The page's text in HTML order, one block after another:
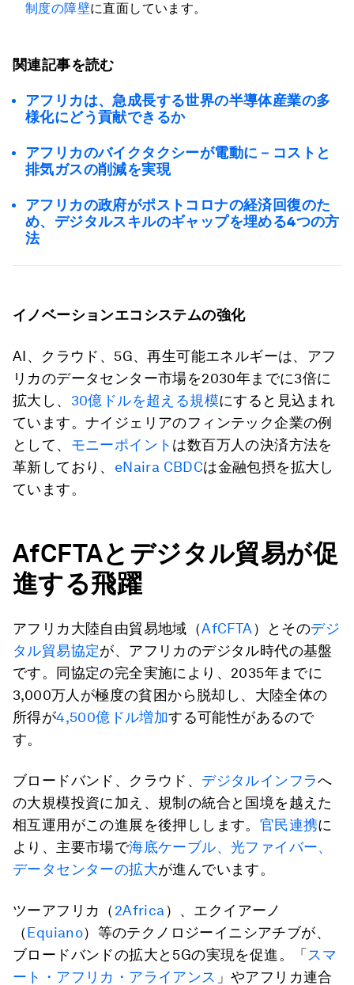
制度の障壁に直面しています。
関連記事を読む
アフリカは、急成長する世界の半導体産業の多
様化にどう貢献できるか
アフリカのバイクタクシーが電動に－コストと
排気ガスの削減を実現
アフリカの政府がポストコロナの経済回復のた
め、デジタルスキルのギャップを埋める4つの方
法
イノベーションエコシステムの強化
AI、クラウド、5G、再生可能エネルギーは、アフ
リカのデータセンター市場を2030年までに3倍に
拡大し、 30億ドルを超える規模にすると見込まれ
ています。ナイジェリアのフィンテック企業の例
として、 モニーポイント は数百万人の決済方法を
革新しており、 eNaira CBDCは金融包摂を拡大し
ています。
AfCFTAとデジタル貿易が促
進する飛躍
アフリカ大陸自由貿易地域（AfCFTA）とそのデジ
タル貿易協定が、アフリカのデジタル時代の基盤
です。同協定の完全実施により、2035年までに
3,000万人が極度の貧困から脱却し、大陸全体の
所得が4,500億ドル増加する可能性があるので
す。
ブロードバンド、クラウド、 デジタルインフラへ
の大規模投資に加え、規制の統合と国境を越えた
相互運用がこの進展を後押しします。 官民連携に
より、主要市場で海底ケーブル、光ファイバー、
データセンターの拡大が進んでいます。
ツーアフリカ（ 2Africa）、エクイアーノ
（Equiano）等のテクノロジーイニシアチブが、
ブロードバンドの拡大と5Gの実現を促進。「 スマ
ート・アフリカ・アライアンス 」やアフリカ連合